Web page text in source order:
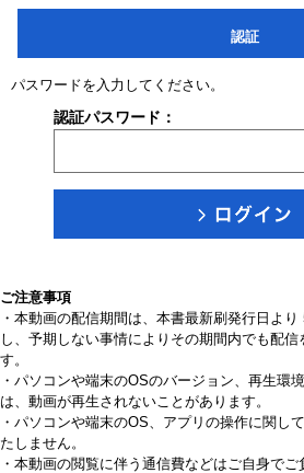
認証
パスワードを入力してください。
認証パスワード：
ご注意事項
・本動画の配信期間は、本書最新刷発行日よ
し、予期しない事情によりその期間内でも配信
す。
・パソコンや端末のOSのバージョン、再生環
は、動画が再生されないことがあります。
・パソコンや端末のOS、アプリの操作に関し
たしません。
・本動画の閲覧に伴う通信費などはご自身でご